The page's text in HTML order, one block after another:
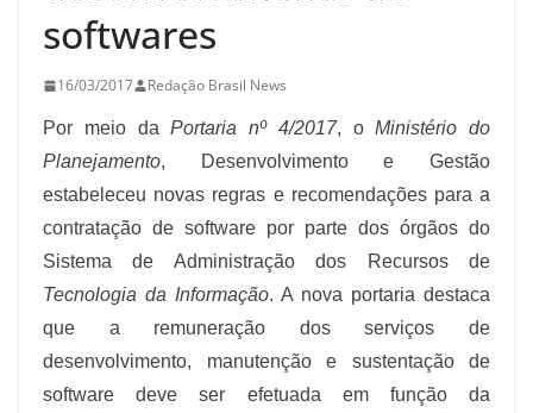
softwares
16/03/2017 Redação Brasil News
Por meio daPortaria nº 4/2017, oMinistério do
Planejamento, Desenvolvimento e Gestão
estabeleceu novas regras e recomendações para a
contratação de software por parte dos órgãos do
Sistema de Administração dos Recursos de
Tecnologia da Informação. A nova portaria destaca
que a remuneração dos serviços de
desenvolvimento, manutenção e sustentação de
software deve ser efetuada em função da